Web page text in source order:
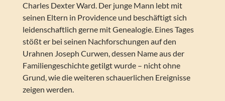
Charles Dexter Ward. Der junge Mann lebt mit
seinen Eltern in Providence und beschäftigt sich
leidenschaftlich gerne mit Genealogie. Eines Tages
stößt er bei seinen Nachforschungen auf den
Urahnen Joseph Curwen, dessen Name aus der
Familiengeschichte getilgt wurde – nicht ohne
Grund, wie die weiteren schauerlichen Ereignisse
zeigen werden.